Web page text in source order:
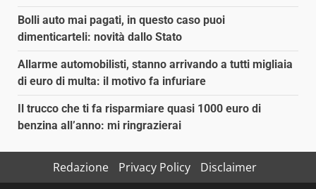
Bolli auto mai pagati, in questo caso puoi
dimenticarteli: novità dallo Stato
Allarme automobilisti, stanno arrivando a tutti migliaia
di euro di multa: il motivo fa infuriare
Il trucco che ti fa risparmiare quasi 1000 euro di
benzina all’anno: mi ringrazierai
Redazione Privacy Policy
Disclaimer